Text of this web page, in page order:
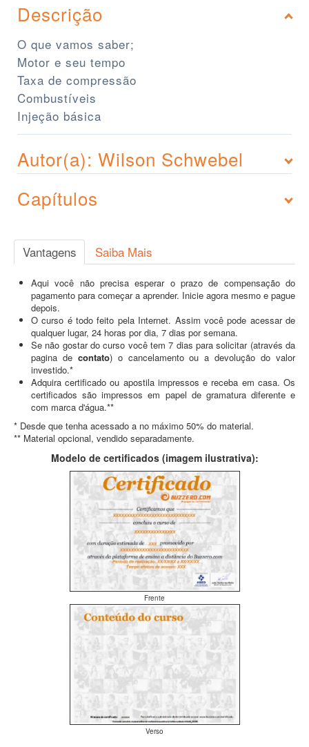
Descrição
O que vamos saber;
Motor e seu tempo
Taxa de compressão
Combustíveis
Injeção básica
Autor(a): Wilson Schwebel
Capítulos
Vantagens Saiba Mais
Aqui você não precisa esperar o prazo de compensação do
pagamento para começar a aprender. Inicie agora mesmo e pague
depois.
O curso é todo feito pela Internet. Assim você pode acessar de
qualquer lugar, 24 horas por dia, 7 dias por semana.
Se não gostar do curso você tem 7 dias para solicitar (através da
pagina de contato) o cancelamento ou a devolução do valor
investido.*
Adquira certificado ou apostila impressos e receba em casa. Os
certificados são impressos em papel de gramatura diferente e
com marca d'água.**
* Desde que tenha acessado a no máximo 50% do material.
** Material opcional, vendido separadamente.
Modelo de certificados (imagem ilustrativa):
Frente
Verso